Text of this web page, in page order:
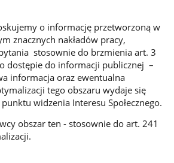
o informację przetworzoną w
znacznych nakładów pracy,
stosownie do brzmienia art. 3
dostępie do informacji publicznej –
informacja oraz ewentualna
tego obszaru wydaje się
widzenia Interesu Społecznego.
obszar ten - stosownie do art. 241